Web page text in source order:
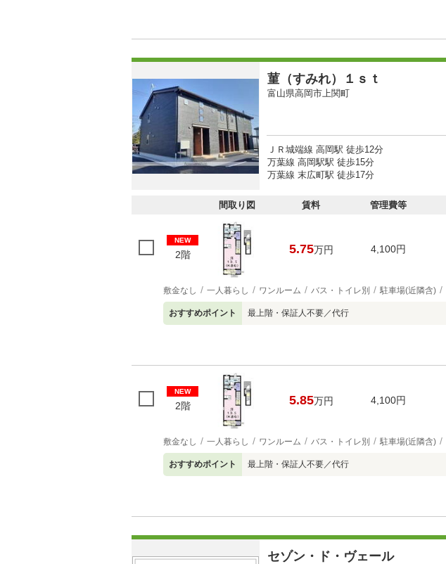
菫（すみれ）１ｓｔ
富山県高岡市上関町
ＪＲ城端線 高岡駅 徒歩12分
万葉線 高岡駅駅 徒歩15分
万葉線 末広町駅 徒歩17分
間取り図 賃料 管理費等
NEW
2階 5.75万円 4,100円
敷金なし 一人暮らし ワンルーム バス・トイレ別 駐車場(近隣含)
おすすめポイント 最上階・保証人不要／代行
NEW
2階 5.85万円 4,100円
敷金なし 一人暮らし ワンルーム バス・トイレ別 駐車場(近隣含)
おすすめポイント 最上階・保証人不要／代行
セゾン・ド・ヴェール